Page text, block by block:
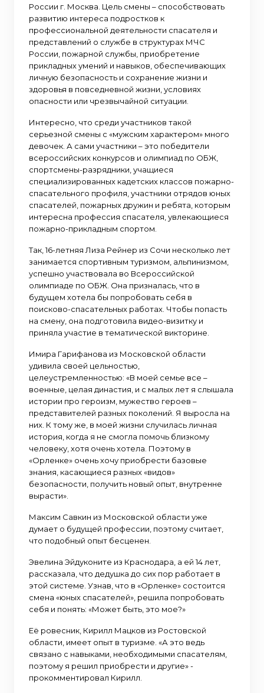
России г. Москва. Цель смены – способствовать
развитию интереса подростков к
профессиональной деятельности спасателя и
представлений о службе в структурах МЧС
России, пожарной службы, приобретение
прикладных умений и навыков, обеспечивающих
личную безопасность и сохранение жизни и
здоровья в повседневной жизни, условиях
опасности или чрезвычайной ситуации.
Интересно, что среди участников такой
серьезной смены с «мужским характером» много
девочек. А сами участники – это победители
всероссийских конкурсов и олимпиад по ОБЖ,
спортсмены-разрядники, учащиеся
специализированных кадетских классов пожарно-
спасательного профиля, участники отрядов юных
спасателей, пожарных дружин и ребята, которым
интересна профессия спасателя, увлекающиеся
пожарно-прикладным спортом.
Так, 16-летняя Лиза Рейнер из Сочи несколько лет
занимается спортивным туризмом, альпинизмом,
успешно участвовала во Всероссийской
олимпиаде по ОБЖ. Она призналась, что в
будущем хотела бы попробовать себя в
поисково-спасательных работах. Чтобы попасть
на смену, она подготовила видео-визитку и
приняла участие в тематической викторине.
Имира Гарифанова из Московской области
удивила своей цельностью,
целеустремленностью: «В моей семье все –
военные, целая династия, и с малых лет я слышала
истории про героизм, мужество героев –
представителей разных поколений. Я выросла на
них. К тому же, в моей жизни случилась личная
история, когда я не смогла помочь близкому
человеку, хотя очень хотела. Поэтому в
«Орленке» очень хочу приобрести базовые
знания, касающиеся разных «видов»
безопасности, получить новый опыт, внутренне
вырасти».
Максим Савкин из Московской области уже
думает о будущей профессии, поэтому считает,
что подобный опыт бесценен.
Эвелина Эйдуконите из Краснодара, а ей 14 лет,
рассказала, что дедушка до сих пор работает в
этой системе. Узнав, что в «Орленке» состоится
смена «юных спасателей», решила попробовать
себя и понять: «Может быть, это мое?»
Её ровесник, Кирилл Мацков из Ростовской
области, имеет опыт в туризме. «А это ведь
связано с навыками, необходимыми спасателям,
поэтому я решил приобрести и другие» -
прокомментировал Кирилл.